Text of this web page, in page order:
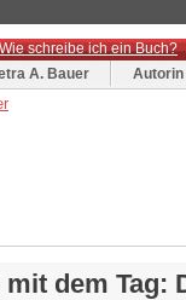
Wie schreibe ich ein Buch?
A. Bauer Autorin
dem Tag: